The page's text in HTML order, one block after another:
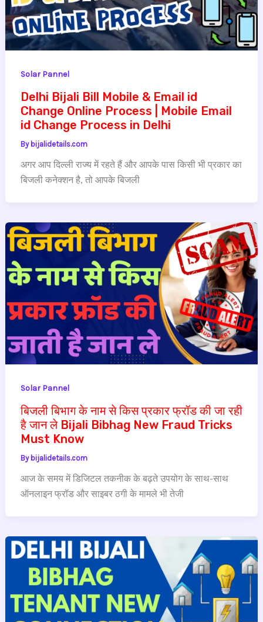
Solar Pannel
Delhi Bijali Bill Mobile & Email id
Change Online Process | Mobile Email
id Change Process in Delhi
By bijalidetails.com
अगर आप दिल्ली राज्य में रहते हैं और आपके पास किसी भी प्रकार का
बिजली कनेक्शन है, तो आपके बिजली
Solar Pannel
बिजली बिभाग के नाम से किस प्रकार फ्रॉड की जा रही
है जान ले Bijali Bibhag New Fraud Tricks
Must Know
By bijalidetails.com
आज के समय में डिजिटल तकनीक के बढ़ते उपयोग के साथ-साथ
ऑनलाइन फ्रॉड और साइबर ठगी के मामले भी तेजी